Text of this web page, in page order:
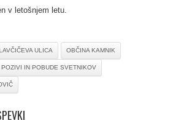
v letošnjem letu.
ULICA OBČINA KAMNIK
POZIVI IN POBUDE SVETNIKOV